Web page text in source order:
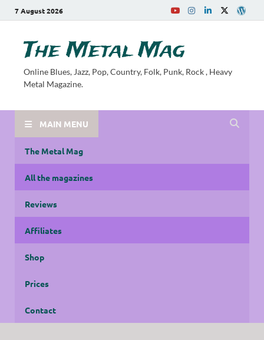
7 August 2026
The Metal Mag
Online Blues, Jazz, Pop, Country, Folk, Punk, Rock , Heavy
Metal Magazine.
MAIN MENU
The Metal Mag
All the magazines
Reviews
Affiliates
Shop
Prices
Contact